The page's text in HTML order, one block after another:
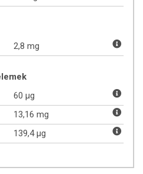
mg
2,8 mg
60 µg
13,16 mg
139,4 µg